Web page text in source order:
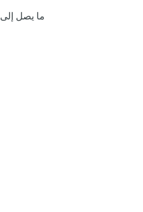
ما يصل إلى 10٪ من إضافية لكل غرفة تراكم